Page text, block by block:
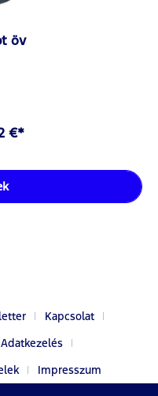
öv
€*
Kapcsolat
Adatkezelés
Impresszum